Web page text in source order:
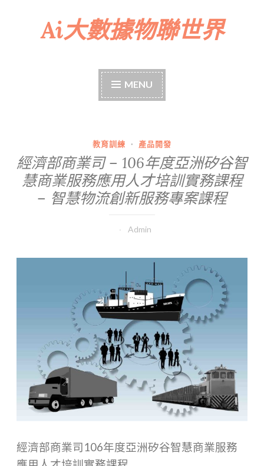
Ai大數據物聯世界
MENU
教育訓練 · 產品開發
經濟部商業司 – 106年度亞洲矽谷智
慧商業服務應用人才培訓實務課程
– 智慧物流創新服務專案課程
Admin
經濟部商業司106年度亞洲矽谷智慧商業服務